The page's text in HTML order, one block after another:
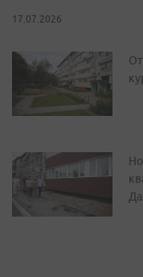
17.07.2026